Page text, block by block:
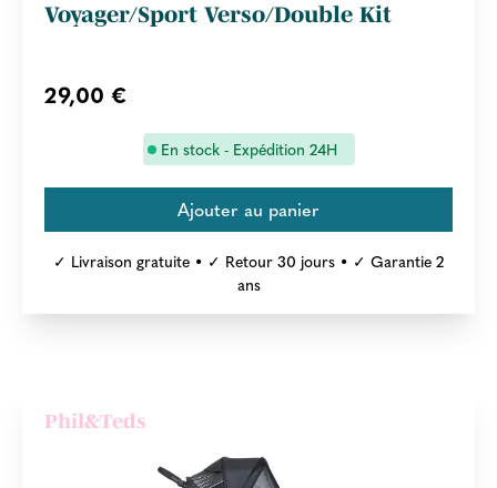
Voyager/Sport Verso/Double Kit
29,00 €
En stock - Expédition 24H
✓ Livraison gratuite • ✓ Retour 30 jours • ✓ Garantie 2
ans
Phil&Teds